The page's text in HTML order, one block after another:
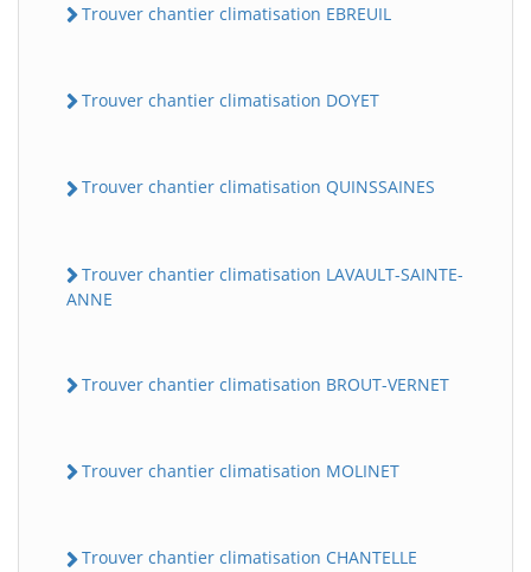
Trouver chantier climatisation EBREUIL
Trouver chantier climatisation DOYET
Trouver chantier climatisation QUINSSAINES
Trouver chantier climatisation LAVAULT-SAINTE-
ANNE
Trouver chantier climatisation BROUT-VERNET
Trouver chantier climatisation MOLINET
Trouver chantier climatisation CHANTELLE